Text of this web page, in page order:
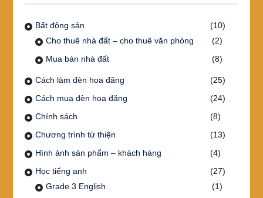
Bất động sản
(10)
Cho thuê nhà đất – cho thuê văn phòng
(2)
Mua bán nhà đất
(8)
Cách làm đèn hoa đăng
(25)
Cách mua đèn hoa đăng
(24)
Chính sách
(8)
Chương trình từ thiện
(13)
Hình ảnh sản phẩm – khách hàng
(4)
Học tiếng anh
(27)
Grade 3 English
(1)